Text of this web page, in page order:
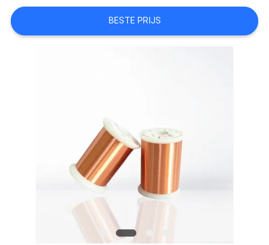
SITEMAP
BESTE PRIJS